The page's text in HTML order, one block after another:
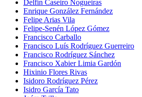
Delfín Caseiro Nogueiras
Enrique González Fernández
Felipe Arias Vila
Felipe-Senén López Gómez
Francisco Carballo
Francisco Luís Rodríguez Guerreiro
Francisco Rodríguez Sánchez
Francisco Xabier Limia Gardón
Hixinio Flores Rivas
Isidoro Rodríguez Pérez
Isidro García Tato